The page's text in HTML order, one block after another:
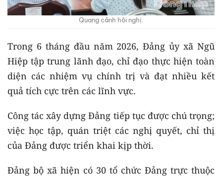
Quang cảnh hội nghị.
Trong 6 tháng đầu năm 2026, Đảng ủy xã Ngũ
Hiệp tập trung lãnh đạo, chỉ đạo thực hiện toàn
diện các nhiệm vụ chính trị và đạt nhiều kết
quả tích cực trên các lĩnh vực.
Công tác xây dựng Đảng tiếp tục được chú trọng;
việc học tập, quán triệt các nghị quyết, chỉ thị
của Đảng được triển khai kịp thời.
Đảng bộ xã hiện có 30 tổ chức Đảng trực thuộc